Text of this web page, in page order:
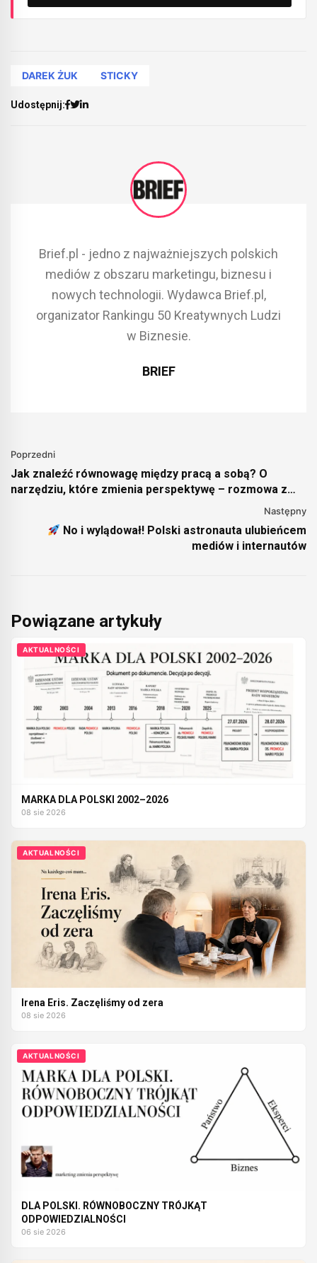
DAREK ŻUK STICKY
Udostępnij:
Brief.pl - jedno z najważniejszych polskich
mediów z obszaru marketingu, biznesu i
nowych technologii. Wydawca Brief.pl,
organizator Rankingu 50 Kreatywnych Ludzi
w Biznesie.
BRIEF
Poprzedni
Jak znaleźć równowagę między pracą a sobą? O
narzędziu, które zmienia perspektywę – rozmowa z
Następny
No i wylądował! Polski astronauta ulubieńcem
mediów i internautów
Powiązane artykuły
AKTUALNOŚCI
MARKA DLA POLSKI 2002–2026
08 sie 2026
AKTUALNOŚCI
Irena Eris. Zaczęliśmy od zera
08 sie 2026
AKTUALNOŚCI
DLA POLSKI. RÓWNOBOCZNY TRÓJKĄT
ODPOWIEDZIALNOŚCI
06 sie 2026